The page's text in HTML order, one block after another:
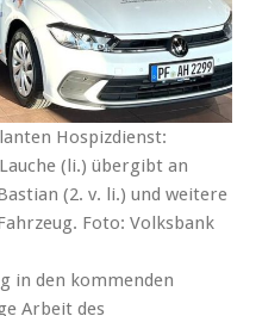
Hospizdienst:
(li.) übergibt an
(2. v. li.) und weitere
Foto: Volksbank
in den kommenden
Arbeit des